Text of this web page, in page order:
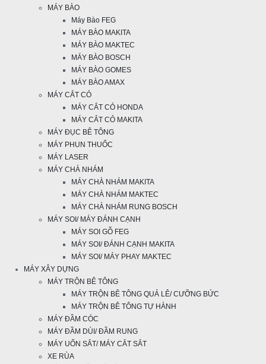
MÁY BÀO
Máy Bào FEG
MÁY BÀO MAKITA
MÁY BÀO MAKTEC
MÁY BÀO BOSCH
MÁY BÀO GOMES
MÁY BÀO AMAX
MÁY CẮT CỎ
MÁY CẮT CỎ HONDA
MÁY CẮT CỎ MAKITA
MÁY ĐỤC BÊ TÔNG
MÁY PHUN THUỐC
MÁY LASER
MÁY CHÀ NHÁM
MÁY CHÀ NHÁM MAKITA
MÁY CHÀ NHÁM MAKTEC
MÁY CHÀ NHÁM RUNG BOSCH
MÁY SOI/ MÁY ĐÁNH CẠNH
MÁY SOI GỖ FEG
MÁY SOI/ ĐÁNH CẠNH MAKITA
MÁY SOI/ MÁY PHAY MAKTEC
MÁY XÂY DỰNG
MÁY TRỘN BÊ TÔNG
MÁY TRỘN BÊ TÔNG QUẢ LÊ/ CƯỠNG BỨC
MÁY TRỘN BÊ TÔNG TỰ HÀNH
MÁY ĐẦM CÓC
MÁY ĐẦM DÙI/ ĐẦM RUNG
MÁY UỐN SẮT/ MÁY CẮT SẮT
XE RÙA